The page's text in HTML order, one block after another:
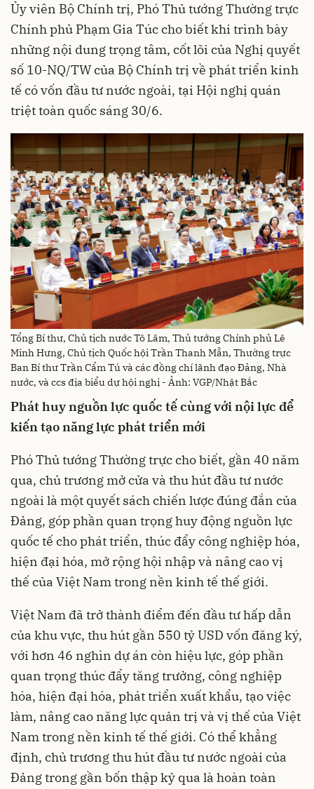
Ủy viên Bộ Chính trị, Phó Thủ tướng Thường trực
Chính phủ Phạm Gia Túc cho biết khi trình bày
những nội dung trọng tâm, cốt lõi của Nghị quyết
số 10-NQ/TW của Bộ Chính trị về phát triển kinh
tế có vốn đầu tư nước ngoài, tại Hội nghị quán
triệt toàn quốc sáng 30/6.
Tổng Bí thư, Chủ tịch nước Tô Lâm, Thủ tướng Chính phủ Lê
Minh Hưng, Chủ tịch Quốc hội Trần Thanh Mẫn, Thường trực
Ban Bí thư Trần Cẩm Tú và các đồng chí lãnh đạo Đảng, Nhà
nước, và ccs địa biểu dự hội nghị - Ảnh: VGP/Nhật Bắc
Phát huy nguồn lực quốc tế cùng với nội lực để
kiến tạo năng lực phát triển mới
Phó Thủ tướng Thường trực cho biết, gần 40 năm
qua, chủ trương mở cửa và thu hút đầu tư nước
ngoài là một quyết sách chiến lược đúng đắn của
Đảng, góp phần quan trọng huy động nguồn lực
quốc tế cho phát triển, thúc đẩy công nghiệp hóa,
hiện đại hóa, mở rộng hội nhập và nâng cao vị
thế của Việt Nam trong nền kinh tế thế giới.
Việt Nam đã trở thành điểm đến đầu tư hấp dẫn
của khu vực, thu hút gần 550 tỷ USD vốn đăng ký,
với hơn 46 nghìn dự án còn hiệu lực, góp phần
quan trọng thúc đẩy tăng trưởng, công nghiệp
hóa, hiện đại hóa, phát triển xuất khẩu, tạo việc
làm, nâng cao năng lực quản trị và vị thế của Việt
Nam trong nền kinh tế thế giới. Có thể khẳng
định, chủ trương thu hút đầu tư nước ngoài của
Đảng trong gần bốn thập kỷ qua là hoàn toàn